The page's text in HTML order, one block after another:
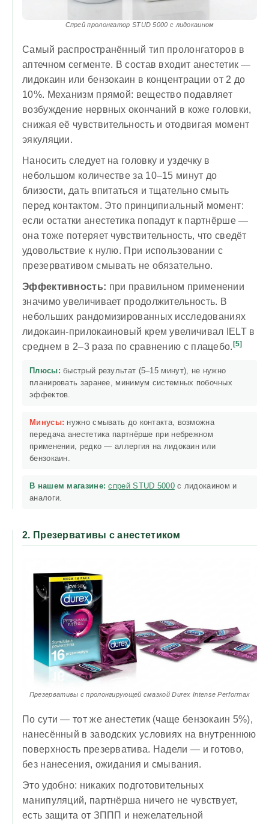
Спрей пролонгатор STUD 5000 с лидокаином
Самый распространённый тип пролонгаторов в
аптечном сегменте. В состав входит анестетик —
лидокаин или бензокаин в концентрации от 2 до
10%. Механизм прямой: вещество подавляет
возбуждение нервных окончаний в коже головки,
снижая её чувствительность и отодвигая момент
эякуляции.
Наносить следует на головку и уздечку в
небольшом количестве за 10–15 минут до
близости, дать впитаться и тщательно смыть
перед контактом. Это принципиальный момент:
если остатки анестетика попадут к партнёрше —
она тоже потеряет чувствительность, что сведёт
удовольствие к нулю. При использовании с
презервативом смывать не обязательно.
Эффективность: при правильном применении
значимо увеличивает продолжительность. В
небольших рандомизированных исследованиях
лидокаин-прилокаиновый крем увеличивал IELT в
среднем в 2–3 раза по сравнению с плацебо. [5]
Плюсы: быстрый результат (5–15 минут), не нужно
планировать заранее, минимум системных побочных
эффектов.
Минусы: нужно смывать до контакта, возможна
передача анестетика партнёрше при небрежном
применении, редко — аллергия на лидокаин или
бензокаин.
В нашем магазине: спрей STUD 5000с лидокаином и
аналоги.
2. Презервативы с анестетиком
Презервативы с пролонгирующей смазкой Durex Intense Performax
По сути — тот же анестетик (чаще бензокаин 5%),
нанесённый в заводских условиях на внутреннюю
поверхность презерватива. Надели — и готово,
без нанесения, ожидания и смывания.
Это удобно: никаких подготовительных
манипуляций, партнёрша ничего не чувствует,
есть защита от ЗППП и нежелательной